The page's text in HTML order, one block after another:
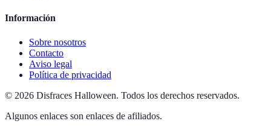
Información
Sobre nosotros
Contacto
Aviso legal
Política de privacidad
© 2026 Disfraces Halloween. Todos los derechos reservados.
Algunos enlaces son enlaces de afiliados.